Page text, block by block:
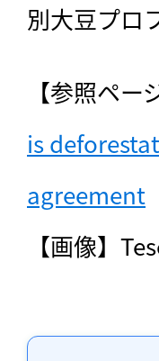
別大豆プロ
【参照ペー
is
agreement
【画像】